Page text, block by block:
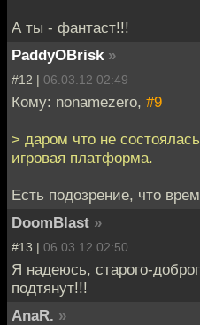
А ты - фантаст!!!
PaddyOBrisk »
#12 | 06.03.12 02:49
Кому: nonamezero, #9
> даром что не
игровая платформа.
Есть подозрение, что
DoomBlast »
#13 | 06.03.12 02:50
Я надеюсь, старого-
подтянут!!!
AnaR. »